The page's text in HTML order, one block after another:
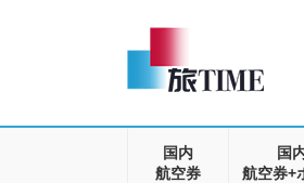
に
ョ
国内
航空券
国
航空券+